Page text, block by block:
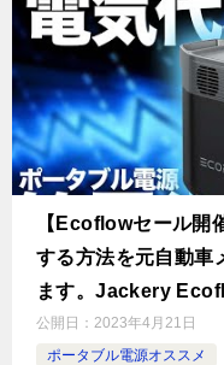
【Ecoflowセール開
する方法を元自動車
ます。Jackery
公開日： 2023年4月21日
ポータブル電源オススメ